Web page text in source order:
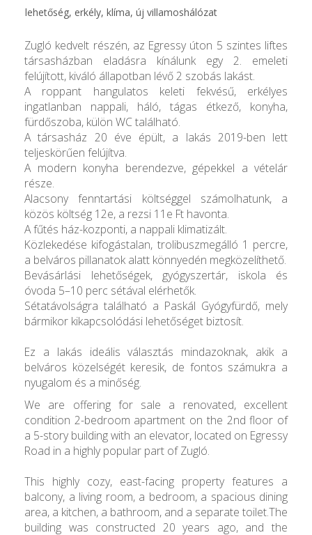
lehetőség, erkély, klíma, új villamoshálózat
Zugló kedvelt részén, az Egressy úton 5 szintes liftes
társasházban eladásra kínálunk egy 2. emeleti
felújított, kiváló állapotban lévő 2 szobás lakást.
A roppant hangulatos keleti fekvésű, erkélyes
ingatlanban nappali, háló, tágas étkező, konyha,
fürdőszoba, külön WC található.
A társasház 20 éve épült, a lakás 2019-ben lett
teljeskörűen felújítva.
A modern konyha berendezve, gépekkel a vételár
része.
Alacsony fenntartási költséggel számolhatunk, a
közös költség 12e, a rezsi 11e Ft havonta.
A fűtés ház-kozponti, a nappali klimatizált.
Közlekedése kifogástalan, trolibuszmegálló 1 percre,
a belváros pillanatok alatt könnyedén megközelíthető.
Bevásárlási lehetőségek, gyógyszertár, iskola és
óvoda 5–10 perc sétával elérhetők.
Sétatávolságra található a Paskál Gyógyfürdő, mely
bármikor kikapcsolódási lehetőséget biztosít.
Ez a lakás ideális választás mindazoknak, akik a
belváros közelségét keresik, de fontos számukra a
nyugalom és a minőség.
We are offering for sale a renovated, excellent
condition 2-bedroom apartment on the 2nd floor of
a 5-story building with an elevator, located on Egressy
Road in a highly popular part of Zugló.
This highly cozy, east-facing property features a
balcony, a living room, a bedroom, a spacious dining
area, a kitchen, a bathroom, and a separate toilet.The
building was constructed 20 years ago, and the